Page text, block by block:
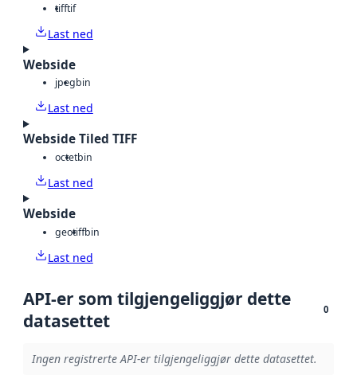
tifftif
Last ned
Webside
jpegbin
Last ned
Webside Tiled TIFF
octetbin
Last ned
Webside
geotiffbin
Last ned
API-er som tilgjengeliggjør dette
datasettet
0
Ingen registrerte API-er tilgjengeliggjør dette datasettet.